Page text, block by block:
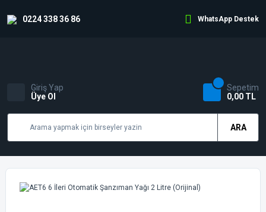
0224 338 36 86 WhatsApp Destek
ARA
Giriş Yap
Üye Ol
Sepetim
0,00 TL